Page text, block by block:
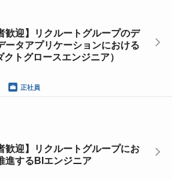
歓迎】リクルートグループのデ
ータアプリケーションにおける
トグロースエンジニア）
正社員
歓迎】リクルートグループにお
進するBIエンジニア